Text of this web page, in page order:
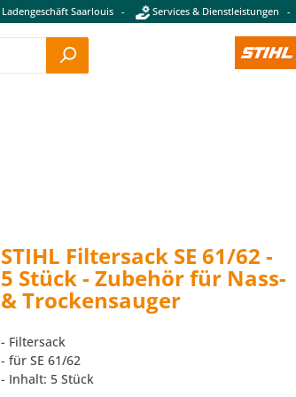
Ladengeschäft Saarlouis - Services & Dienstleistungen -
STIHL Filtersack SE 61/62 -
5 Stück - Zubehör für Nass-
& Trockensauger
- Filtersack
- für SE 61/62
- Inhalt: 5 Stück